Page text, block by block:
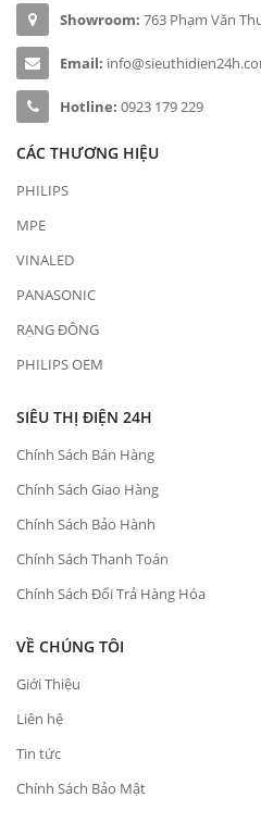
Showroom: 763 Phạm Văn
Email:
Hotline: 0923 179 229
CÁC THƯƠNG HIỆU
PHILIPS
MPE
VINALED
PANASONIC
RẠNG ĐÔNG
PHILIPS OEM
SIÊU THỊ ĐIỆN 24H
Chính Sách Bán Hàng
Chính Sách Giao Hàng
Chính Sách Bảo Hành
Chính Sách Thanh Toán
Chính Sách Đổi Trả Hàng Hóa
VỀ CHÚNG TÔI
Giới Thiệu
Liên hệ
Tin tức
Chính Sách Bảo Mật